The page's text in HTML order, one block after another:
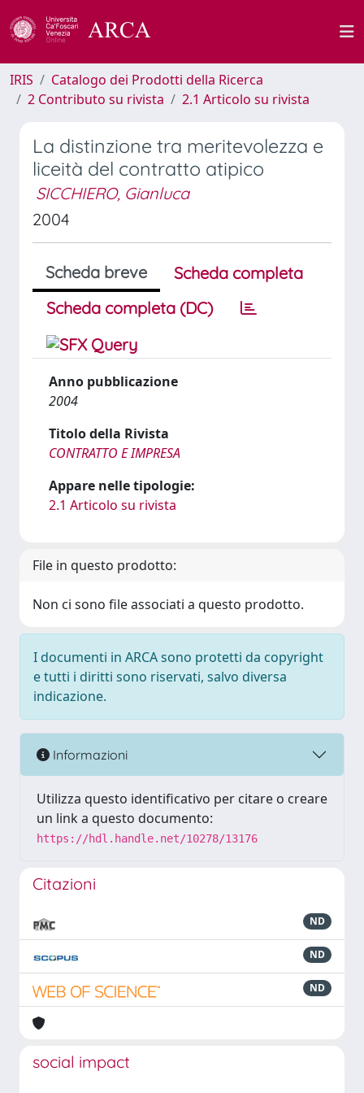
IRIS
Catalogo dei Prodotti della Ricerca
2 Contributo su rivista
2.1 Articolo su rivista
La distinzione tra meritevolezza e
liceità del contratto atipico
SICCHIERO, Gianluca
2004
Scheda breve
Scheda completa
Scheda completa (DC)
Anno pubblicazione
2004
Titolo della Rivista
CONTRATTO E IMPRESA
Appare nelle tipologie:
2.1 Articolo su rivista
File in questo prodotto:
Non ci sono file associati a questo prodotto.
I documenti in ARCA sono protetti da copyright
e tutti i diritti sono riservati, salvo diversa
indicazione.
Informazioni
Utilizza questo identificativo per citare o creare
un link a questo documento:
https://hdl.handle.net/10278/13176
Citazioni
ND
ND
ND
social impact